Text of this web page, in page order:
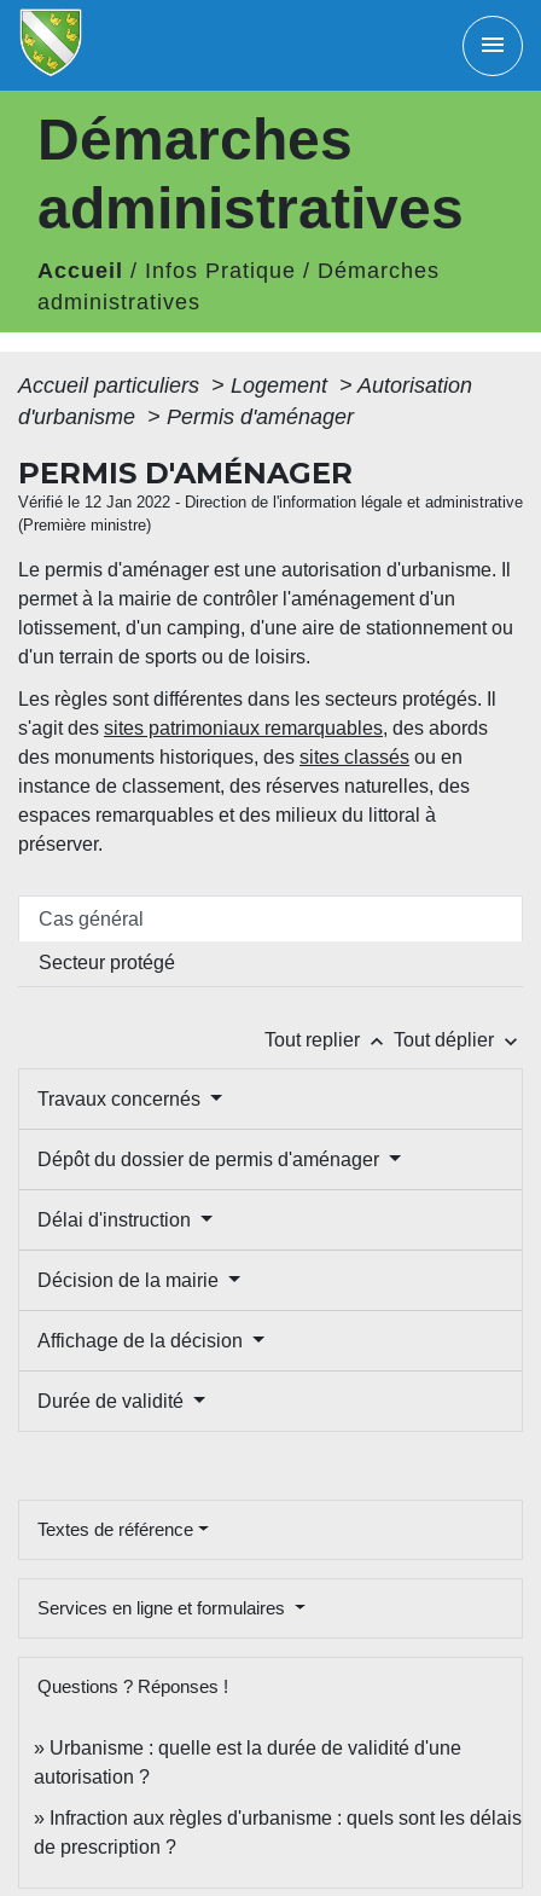
menu
Démarches
administratives
Accueil / Infos Pratique / Démarches
administratives
Accueil particuliers > Logement > Autorisation
d'urbanisme > Permis d'aménager
PERMIS D'AMÉNAGER
Vérifié le 12 Jan 2022 - Direction de l'information légale et administrative
(Première ministre)
Le permis d'aménager est une autorisation d'urbanisme. Il
permet à la mairie de contrôler l'aménagement d'un
lotissement, d'un camping, d'une aire de stationnement ou
d'un terrain de sports ou de loisirs.
Les règles sont différentes dans les secteurs protégés. Il
s'agit des sites patrimoniaux remarquables, des abords
des monuments historiques, des sites classés ou en
instance de classement, des réserves naturelles, des
espaces remarquables et des milieux du littoral à
préserver.
Cas général
Secteur protégé
Tout replier keyboard_arrow_up Tout déplier keyboard_arrow_down
Travaux concernés
Dépôt du dossier de permis d'aménager
Délai d'instruction
Décision de la mairie
Affichage de la décision
Durée de validité
Textes de référence
Services en ligne et formulaires
Questions ? Réponses !
Urbanisme : quelle est la durée de validité d'une
autorisation ?
Infraction aux règles d'urbanisme : quels sont les délais
de prescription ?